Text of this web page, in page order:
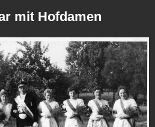
mit Hofdamen